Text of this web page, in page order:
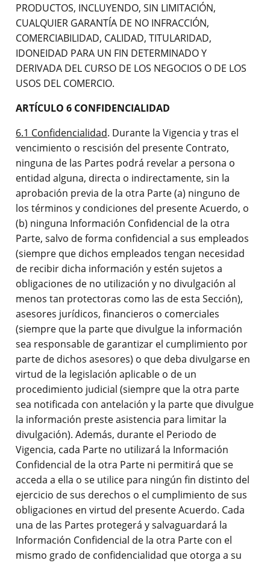
PRODUCTOS, INCLUYENDO, SIN LIMITACIÓN,
CUALQUIER GARANTÍA DE NO INFRACCIÓN,
COMERCIABILIDAD, CALIDAD, TITULARIDAD,
IDONEIDAD PARA UN FIN DETERMINADO Y
DERIVADA DEL CURSO DE LOS NEGOCIOS O DE LOS
USOS DEL COMERCIO.
ARTÍCULO 6 CONFIDENCIALIDAD
6.1 Confidencialidad. Durante la Vigencia y tras el
vencimiento o rescisión del presente Contrato,
ninguna de las Partes podrá revelar a persona o
entidad alguna, directa o indirectamente, sin la
aprobación previa de la otra Parte (a) ninguno de
los términos y condiciones del presente Acuerdo, o
(b) ninguna Información Confidencial de la otra
Parte, salvo de forma confidencial a sus empleados
(siempre que dichos empleados tengan necesidad
de recibir dicha información y estén sujetos a
obligaciones de no utilización y no divulgación al
menos tan protectoras como las de esta Sección),
asesores jurídicos, financieros o comerciales
(siempre que la parte que divulgue la información
sea responsable de garantizar el cumplimiento por
parte de dichos asesores) o que deba divulgarse en
virtud de la legislación aplicable o de un
procedimiento judicial (siempre que la otra parte
sea notificada con antelación y la parte que divulgue
la información preste asistencia para limitar la
divulgación). Además, durante el Periodo de
Vigencia, cada Parte no utilizará la Información
Confidencial de la otra Parte ni permitirá que se
acceda a ella o se utilice para ningún fin distinto del
ejercicio de sus derechos o el cumplimiento de sus
obligaciones en virtud del presente Acuerdo. Cada
una de las Partes protegerá y salvaguardará la
Información Confidencial de la otra Parte con el
mismo grado de confidencialidad que otorga a su